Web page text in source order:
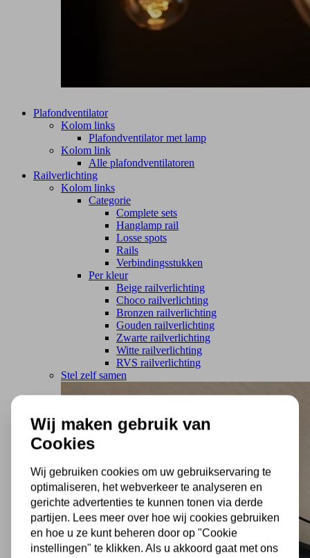
Plafondventilator
Kolom links
Plafondventilator met lamp
Kolom link
Alle plafondventilatoren
Railverlichting
Kolom links
Categorie
Complete sets
Hanglamp rail
Losse spots
Rails
Verbindingsstukken
Per kleur
Beige railverlichting
Choco railverlichting
Bronzen railverlichting
Gouden railverlichting
Zwarte railverlichting
Witte railverlichting
RVS railverlichting
Stel zelf samen
Wij maken gebruik van
Cookies
Wij gebruiken cookies om uw gebruikservaring te
optimaliseren, het webverkeer te analyseren en
gerichte advertenties te kunnen tonen via derde
partijen. Lees meer over hoe wij cookies gebruiken
en hoe u ze kunt beheren door op "Cookie
instellingen" te klikken. Als u akkoord gaat met ons